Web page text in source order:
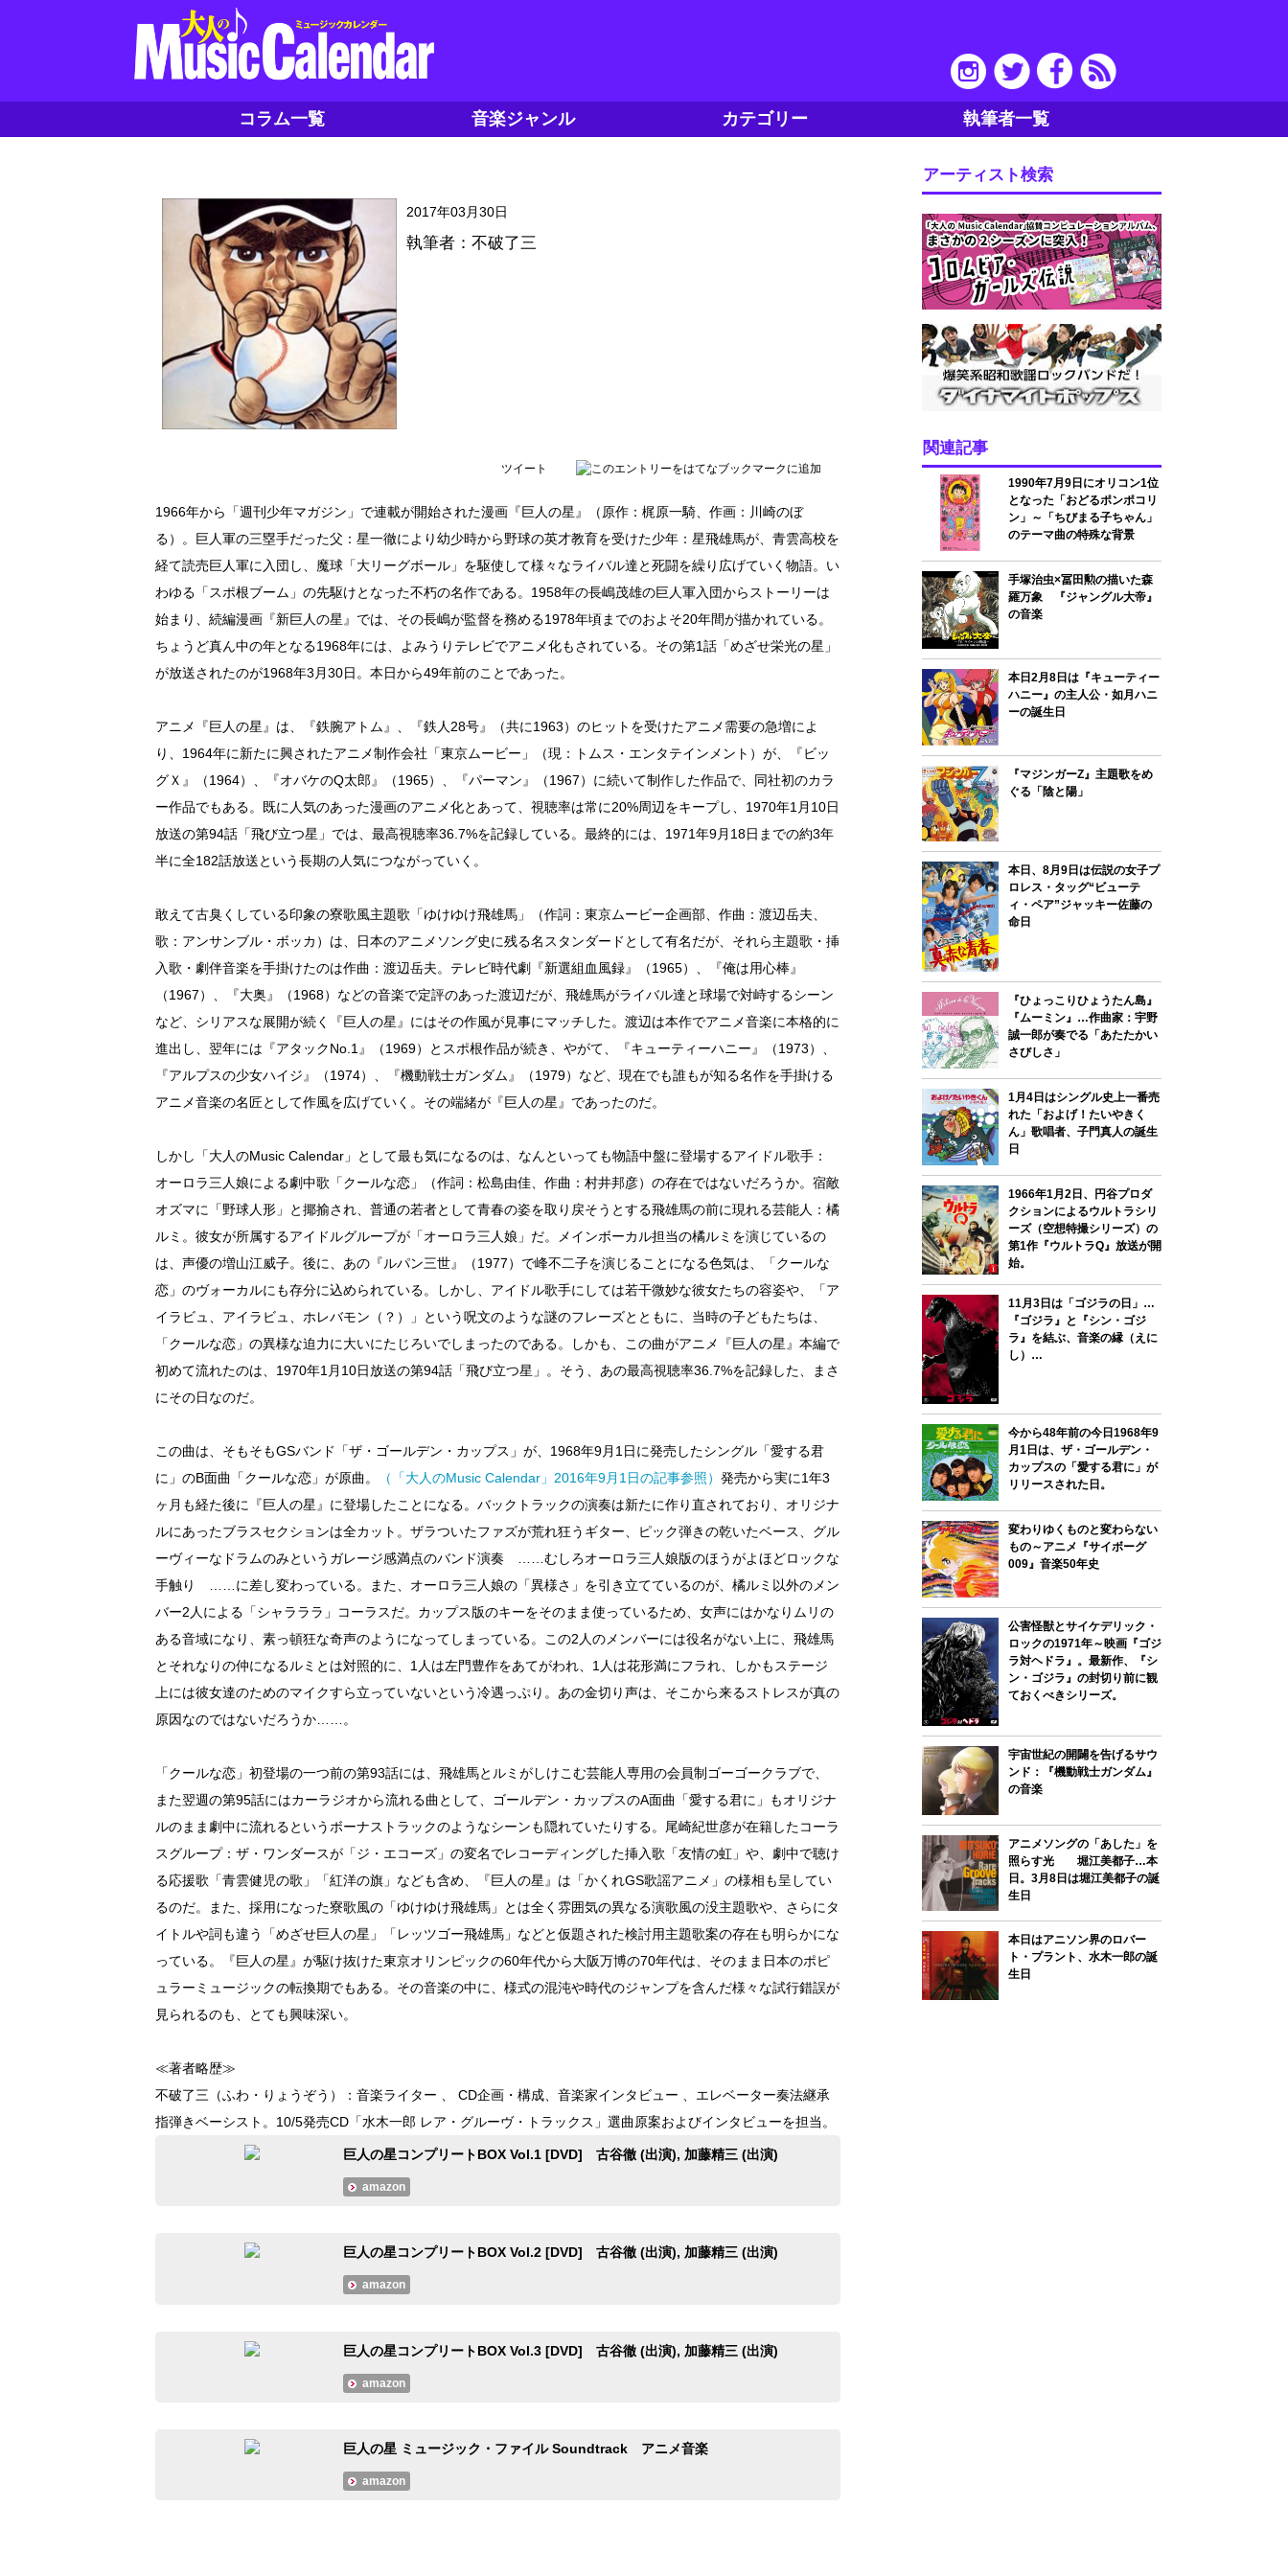
コラム一覧 音楽ジャンル カテゴリー 執筆者一覧
2017年03月30日
執筆者：不破了三
ツイート
1966年から「週刊少年マガジン」で連載が開始された漫画『巨人の星』（原作：梶原一騎、作画：川崎のぼ
る）。巨人軍の三塁手だった父：星一徹により幼少時から野球の英才教育を受けた少年：星飛雄馬が、青雲高校を
経て読売巨人軍に入団し、魔球「大リーグボール」を駆使して様々なライバル達と死闘を繰り広げていく物語。い
わゆる「スポ根ブーム」の先駆けとなった不朽の名作である。1958年の長嶋茂雄の巨人軍入団からストーリーは
始まり、続編漫画『新巨人の星』では、その長嶋が監督を務める1978年頃までのおよそ20年間が描かれている。
ちょうど真ん中の年となる1968年には、よみうりテレビでアニメ化もされている。その第1話「めざせ栄光の星」
が放送されたのが1968年3月30日。本日から49年前のことであった。
アニメ『巨人の星』は、『鉄腕アトム』、『鉄人28号』（共に1963）のヒットを受けたアニメ需要の急増によ
り、1964年に新たに興されたアニメ制作会社「東京ムービー」（現：トムス・エンタテインメント）が、『ビッ
グＸ』（1964）、『オバケのQ太郎』（1965）、『パーマン』（1967）に続いて制作した作品で、同社初のカラ
ー作品でもある。既に人気のあった漫画のアニメ化とあって、視聴率は常に20%周辺をキープし、1970年1月10日
放送の第94話「飛び立つ星」では、最高視聴率36.7%を記録している。最終的には、1971年9月18日までの約3年
半に全182話放送という長期の人気につながっていく。
敢えて古臭くしている印象の寮歌風主題歌「ゆけゆけ飛雄馬」（作詞：東京ムービー企画部、作曲：渡辺岳夫、
歌：アンサンブル・ボッカ）は、日本のアニメソング史に残る名スタンダードとして有名だが、それら主題歌・挿
入歌・劇伴音楽を手掛けたのは作曲：渡辺岳夫。テレビ時代劇『新選組血風録』（1965）、『俺は用心棒』
（1967）、『大奥』（1968）などの音楽で定評のあった渡辺だが、飛雄馬がライバル達と球場で対峙するシーン
など、シリアスな展開が続く『巨人の星』にはその作風が見事にマッチした。渡辺は本作でアニメ音楽に本格的に
進出し、翌年には『アタックNo.1』（1969）とスポ根作品が続き、やがて、『キューティーハニー』（1973）、
『アルプスの少女ハイジ』（1974）、『機動戦士ガンダム』（1979）など、現在でも誰もが知る名作を手掛ける
アニメ音楽の名匠として作風を広げていく。その端緒が『巨人の星』であったのだ。
しかし「大人のMusic Calendar」として最も気になるのは、なんといっても物語中盤に登場するアイドル歌手：
オーロラ三人娘による劇中歌「クールな恋」（作詞：松島由佳、作曲：村井邦彦）の存在ではないだろうか。宿敵
オズマに「野球人形」と揶揄され、普通の若者として青春の姿を取り戻そうとする飛雄馬の前に現れる芸能人：橘
ルミ。彼女が所属するアイドルグループが「オーロラ三人娘」だ。メインボーカル担当の橘ルミを演じているの
は、声優の増山江威子。後に、あの『ルパン三世』（1977）で峰不二子を演じることになる色気は、「クールな
恋」のヴォーカルにも存分に込められている。しかし、アイドル歌手にしては若干微妙な彼女たちの容姿や、「ア
イラビュ、アイラビュ、ホレバモン（？）」という呪文のような謎のフレーズとともに、当時の子どもたちは、
「クールな恋」の異様な迫力に大いにたじろいでしまったのである。しかも、この曲がアニメ『巨人の星』本編で
初めて流れたのは、1970年1月10日放送の第94話「飛び立つ星」。そう、あの最高視聴率36.7%を記録した、まさ
にその日なのだ。
この曲は、そもそもGSバンド「ザ・ゴールデン・カップス」が、1968年9月1日に発売したシングル「愛する君
に」のB面曲「クールな恋」が原曲。
（「大人のMusic Calendar」2016年9月1日の記事参照） 発売から実に1年3
ヶ月も経た後に『巨人の星』に登場したことになる。バックトラックの演奏は新たに作り直されており、オリジナ
ルにあったブラスセクションは全カット。ザラついたファズが荒れ狂うギター、ピック弾きの乾いたベース、グル
ーヴィーなドラムのみというガレージ感満点のバンド演奏 ……むしろオーロラ三人娘版のほうがよほどロックな
手触り ……に差し変わっている。また、オーロラ三人娘の「異様さ」を引き立てているのが、橘ルミ以外のメン
バー2人による「シャラララ」コーラスだ。カップス版のキーをそのまま使っているため、女声にはかなりムリの
ある音域になり、素っ頓狂な奇声のようになってしまっている。この2人のメンバーには役名がない上に、飛雄馬
とそれなりの仲になるルミとは対照的に、1人は左門豊作をあてがわれ、1人は花形満にフラれ、しかもステージ
上には彼女達のためのマイクすら立っていないという冷遇っぷり。あの金切り声は、そこから来るストレスが真の
原因なのではないだろうか……。
「クールな恋」初登場の一つ前の第93話には、飛雄馬とルミがしけこむ芸能人専用の会員制ゴーゴークラブで、
また翌週の第95話にはカーラジオから流れる曲として、ゴールデン・カップスのA面曲「愛する君に」もオリジナ
ルのまま劇中に流れるというボーナストラックのようなシーンも隠れていたりする。尾崎紀世彦が在籍したコーラ
スグループ：ザ・ワンダースが「ジ・エコーズ」の変名でレコーディングした挿入歌「友情の虹」や、劇中で聴け
る応援歌「青雲健児の歌」「紅洋の旗」なども含め、『巨人の星』は「かくれGS歌謡アニメ」の様相も呈してい
るのだ。また、採用になった寮歌風の「ゆけゆけ飛雄馬」とは全く雰囲気の異なる演歌風の没主題歌や、さらにタ
イトルや詞も違う「めざせ巨人の星」「レッツゴー飛雄馬」などと仮題された検討用主題歌案の存在も明らかにな
っている。『巨人の星』が駆け抜けた東京オリンピックの60年代から大阪万博の70年代は、そのまま日本のポピ
ュラーミュージックの転換期でもある。その音楽の中に、様式の混沌や時代のジャンプを含んだ様々な試行錯誤が
見られるのも、とても興味深い。
≪著者略歴≫
不破了三（ふわ・りょうぞう）：音楽ライター 、 CD企画・構成、音楽家インタビュー 、エレベーター奏法継承
指弾きベーシスト。10/5発売CD「水木一郎 レア・グルーヴ・トラックス」選曲原案およびインタビューを担当。
巨人の星コンプリートBOX Vol.1 [DVD] 古谷徹 (出演), 加藤精三 (出演)
amazon
巨人の星コンプリートBOX Vol.2 [DVD] 古谷徹 (出演), 加藤精三 (出演)
amazon
巨人の星コンプリートBOX Vol.3 [DVD] 古谷徹 (出演), 加藤精三 (出演)
amazon
巨人の星 ミュージック・ファイル Soundtrack アニメ音楽
amazon
アーティスト検索
関連記事
1990年7月9日にオリコン1位
となった「おどるポンポコリ
ン」～「ちびまる子ちゃん」
のテーマ曲の特殊な背景
手塚治虫×冨田勲の描いた森
羅万象 『ジャングル大帝』
の音楽
本日2月8日は『キューティー
ハニー』の主人公・如月ハニ
ーの誕生日
『マジンガーZ』主題歌をめ
ぐる「陰と陽」
本日、8月9日は伝説の女子プ
ロレス・タッグ“ビューテ
ィ・ペア”ジャッキー佐藤の
命日
『ひょっこりひょうたん島』
『ムーミン』…作曲家：宇野
誠一郎が奏でる「あたたかい
さびしさ」
1月4日はシングル史上一番売
れた「およげ！たいやきく
ん」歌唱者、子門真人の誕生
日
1966年1月2日、円谷プロダ
クションによるウルトラシリ
ーズ（空想特撮シリーズ）の
第1作『ウルトラQ』放送が開
始。
11月3日は「ゴジラの日」…
『ゴジラ』と『シン・ゴジ
ラ』を結ぶ、音楽の縁（えに
し）…
今から48年前の今日1968年9
月1日は、ザ・ゴールデン・
カップスの「愛する君に」が
リリースされた日。
変わりゆくものと変わらない
もの～アニメ『サイボーグ
009』音楽50年史
公害怪獣とサイケデリック・
ロックの1971年～映画『ゴジ
ラ対ヘドラ』。最新作、『シ
ン・ゴジラ』の封切り前に観
ておくべきシリーズ。
宇宙世紀の開闢を告げるサウ
ンド：『機動戦士ガンダム』
の音楽
アニメソングの「あした」を
照らす光 堀江美都子…本
日。3月8日は堀江美都子の誕
生日
本日はアニソン界のロバー
ト・プラント、水木一郎の誕
生日